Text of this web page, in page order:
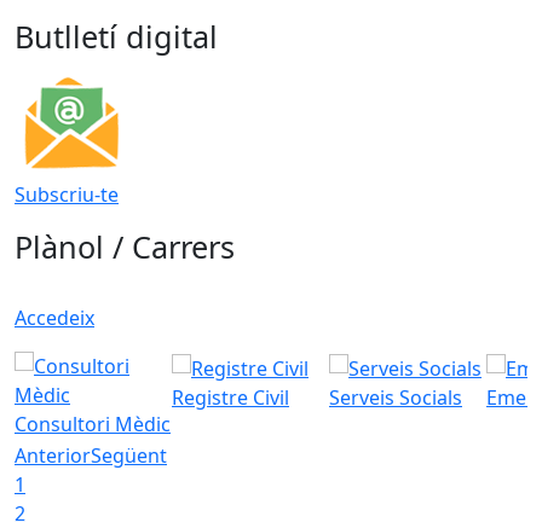
Butlletí digital
Subscriu-te
Plànol / Carrers
Accedeix
Consultori Mèdic
Registre Civil Serveis Socials
AnteriorSegüent
1
2